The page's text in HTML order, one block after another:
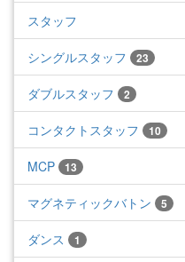
スタッフ
シングルスタッフ 23
ダブルスタッフ 2
コンタクトスタッフ 10
MCP 13
マグネティックバトン 5
ダンス 1